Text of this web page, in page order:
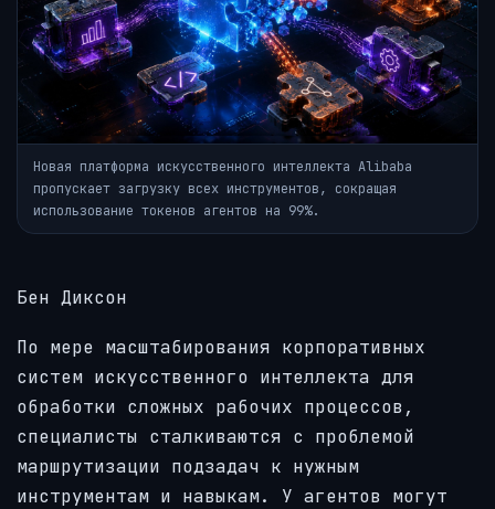
Новая платформа искусственного интеллекта Alibaba
пропускает загрузку всех инструментов, сокращая
использование токенов агентов на 99%.
Бен Диксон
По мере масштабирования корпоративных
систем искусственного интеллекта для
обработки сложных рабочих процессов,
специалисты сталкиваются с проблемой
маршрутизации подзадач к нужным
инструментам и навыкам. У агентов могут